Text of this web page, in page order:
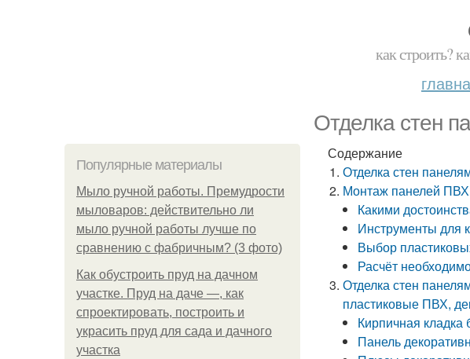
как строить?
Отделка стен
Популярные материалы
Мыло ручной работы. Премудрости
мыловаров: действительно ли
мыло ручной работы лучше по
сравнению с фабричным? (3 фото)
Как обустроить пруд на дачном
участке. Пруд на даче —, как
спроектировать, построить и
украсить пруд для сада и дачного
участка
Содержание
Отделка стен
Монтаж панелей ПВХ
Какими
Инструменты для
Выбор
Расчёт
Отделка стен
пластиковые ПВХ,
Кирпичная кладка
Панель